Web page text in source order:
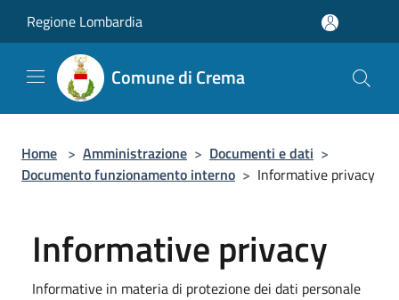
Regione Lombardia
Comune di Crema
Home > Amministrazione > Documenti e dati >
Documento funzionamento interno > Informative privacy
Informative privacy
Informative in materia di protezione dei dati personale